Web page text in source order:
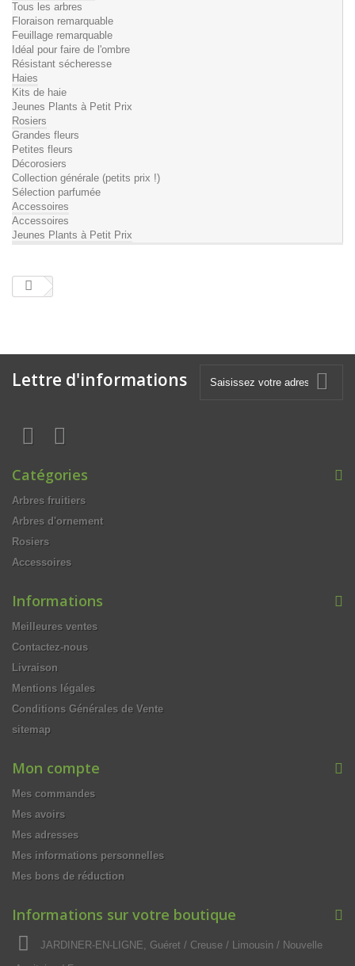
Tous les arbres
Floraison remarquable
Feuillage remarquable
Idéal pour faire de l'ombre
Résistant sécheresse
Haies
Kits de haie
Jeunes Plants à Petit Prix
Rosiers
Grandes fleurs
Petites fleurs
Décorosiers
Collection générale (petits prix !)
Sélection parfumée
Accessoires
Accessoires
Jeunes Plants à Petit Prix
Lettre d'informations
Catégories
Arbres fruitiers
Arbres d'ornement
Rosiers
Accessoires
Informations
Meilleures ventes
Contactez-nous
Livraison
Mentions légales
Conditions Générales de Vente
sitemap
Mon compte
Mes commandes
Mes avoirs
Mes adresses
Mes informations personnelles
Mes bons de réduction
Informations sur votre boutique
JARDINER-EN-LIGNE, Guéret / Creuse / Limousin / Nouvelle